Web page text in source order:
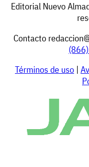
Editorial Nuevo
Contacto
Términos de uso |